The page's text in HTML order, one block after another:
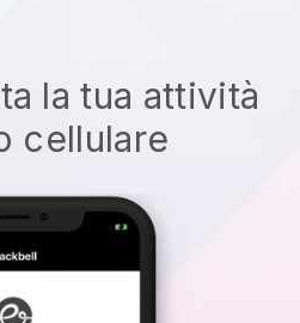
la tua attività
cellulare